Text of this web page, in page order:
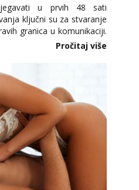
min
kada se oslobodi
#128
min
#108
min
u prvih 48 sati
ključni su za stvaranje
granica u komunikaciji.
osobnih ili intimnih
još nije zaslužila to
Pročitaj više